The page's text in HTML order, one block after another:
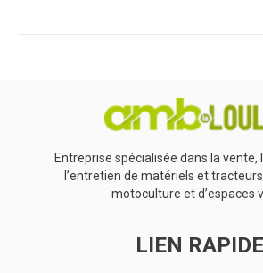
Entreprise spécialisée dans la
l’entretien de matériels et
motoculture et d’espaces
LIEN RAPIDE